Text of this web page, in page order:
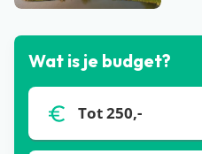
Wat is je budget?
Tot 250,-